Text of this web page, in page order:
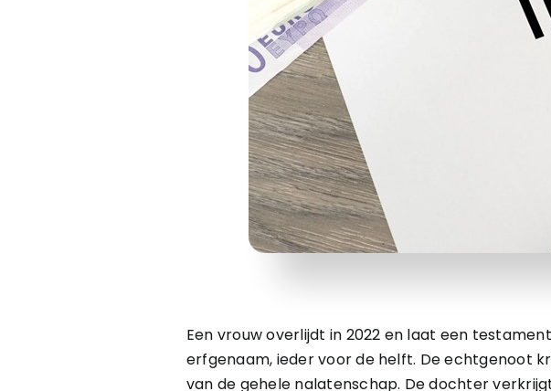
Een vrouw overlijdt in 2022 en laat een
erfgenaam, ieder voor de helft. De echtgenoot
van de gehele nalatenschap. De dochter